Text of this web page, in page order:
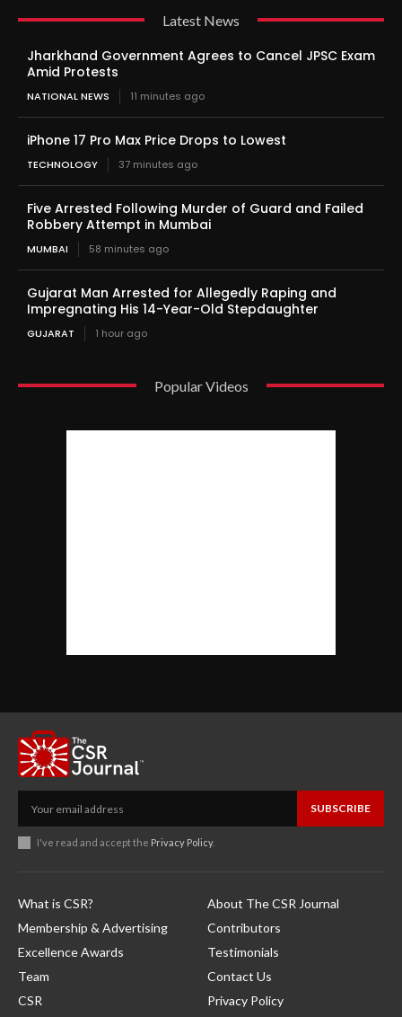
Latest News
Jharkhand Government Agrees to Cancel JPSC Exam
Amid Protests
NATIONAL NEWS 11 minutes ago
iPhone 17 Pro Max Price Drops to Lowest
TECHNOLOGY 37 minutes ago
Five Arrested Following Murder of Guard and Failed
Robbery Attempt in Mumbai
MUMBAI 58 minutes ago
Gujarat Man Arrested for Allegedly Raping and
Impregnating His 14-Year-Old Stepdaughter
GUJARAT 1 hour ago
Popular Videos
SUBSCRIBE
I've read and accept the Privacy Policy.
What is CSR?
Membership & Advertising
Excellence Awards
Team
CSR
About The CSR Journal
Contributors
Testimonials
Contact Us
Privacy Policy